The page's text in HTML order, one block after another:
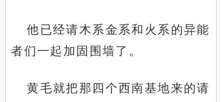
他已经请木系金系和火系的异能
者们一起加固围墙了。
黄毛就把那四个西南基地来的请